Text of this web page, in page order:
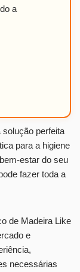
a
solução perfeita
para a higiene
estar do seu
fazer toda a
de Madeira Like
e
necessárias